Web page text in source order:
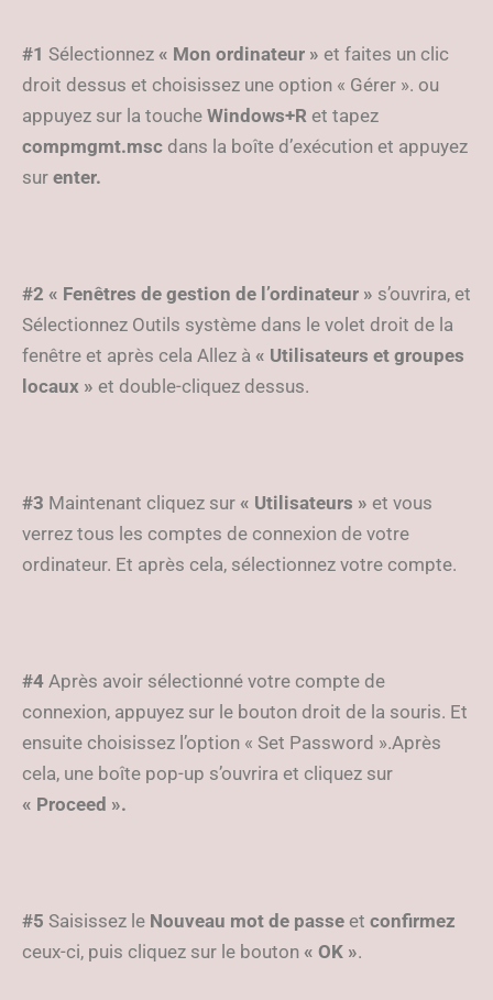
#1 Sélectionnez « Mon ordinateur » et faites un clic
droit dessus et choisissez une option « Gérer ». ou
appuyez sur la touche Windows+R et tapez
compmgmt.msc dans la boîte d’exécution et appuyez
sur enter.
#2 « Fenêtres de gestion de l’ordinateur » s’ouvrira, et
Sélectionnez Outils système dans le volet droit de la
fenêtre et après cela Allez à « Utilisateurs et groupes
locaux » et double-cliquez dessus.
#3 Maintenant cliquez sur « Utilisateurs » et vous
verrez tous les comptes de connexion de votre
ordinateur. Et après cela, sélectionnez votre compte.
#4 Après avoir sélectionné votre compte de
connexion, appuyez sur le bouton droit de la souris. Et
ensuite choisissez l’option « Set Password ».Après
cela, une boîte pop-up s’ouvrira et cliquez sur
« Proceed ».
#5 Saisissez le Nouveau mot de passe et confirmez
ceux-ci, puis cliquez sur le bouton « OK ».